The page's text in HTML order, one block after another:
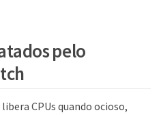
pelo
CPUs quando ocioso,